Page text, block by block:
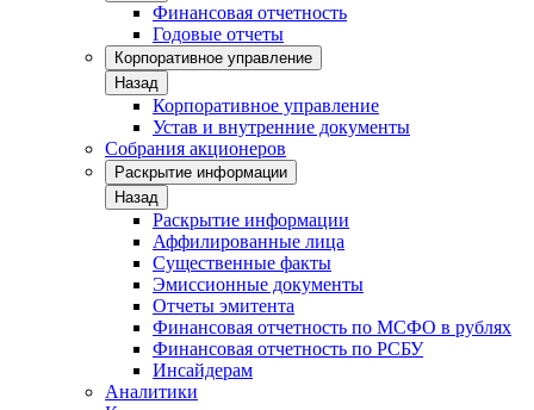
Финансовая отчетность
Годовые отчеты
Корпоративное управление
Назад
Корпоративное управление
Устав и внутренние документы
Собрания акционеров
Раскрытие информации
Назад
Раскрытие информации
Аффилированные лица
Существенные факты
Эмиссионные документы
Отчеты эмитента
Финансовая отчетность по МСФО в рублях
Финансовая отчетность по РСБУ
Инсайдерам
Аналитики